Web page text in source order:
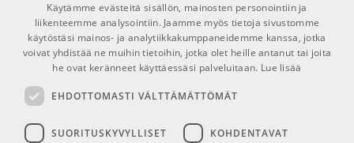
Puh: 0207 282240 (arkisin klo
13-17)
Puh: 0207 282250 (myymälä)
00580 Helsinki
Y-tunnus: 1983522-7
FINNISH
FINNISH
Käytämme evästeitä sisällön, mainosten personointiin ja
liikenteemme analysointiin. Jaamme myös tietoja sivustomme
käytöstäsi mainos- ja analytiikkakumppaneidemme kanssa, jotka
voivat yhdistää ne muihin tietoihin, jotka olet heille antanut tai joita
he ovat keränneet käyttäessäsi palveluitaan. Lue lisää
EHDOTTOMASTI VÄLTTÄMÄTTÖMÄT
SUORITUSKYVYLLISET KOHDENTAVAT